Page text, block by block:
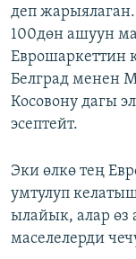
деп
100дөн ашуун
Еврошаркеттин
Белград менен
Косовону дагы
эсептейт.
Эки өлкө тең
умтулуп
ылайык, алар өз
маселелерди